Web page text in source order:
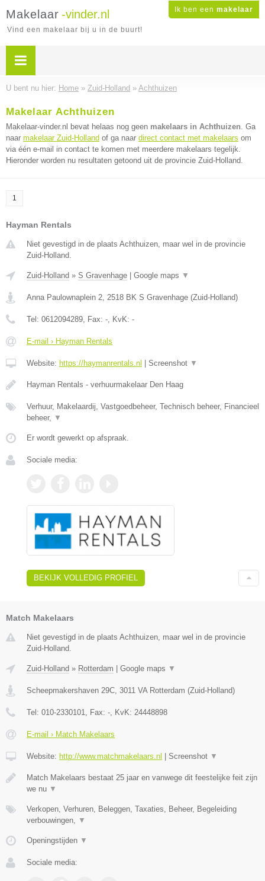
Ik ben een makelaar
Makelaar -vinder.nl
Vind een makelaar bij u in de buurt!
U bent nu hier: Home » Zuid-Holland » Achthuizen
Makelaar Achthuizen
Makelaar-vinder.nl bevat helaas nog geen makelaars in Achthuizen. Ga
naar makelaar Zuid-Holland of ga naar direct contact met makelaars om
via één e-mail in contact te komen met meerdere makelaars tegelijk.
Hieronder worden nu resultaten getoond uit de provincie Zuid-Holland.
1
Hayman Rentals
Niet gevestigd in de plaats Achthuizen, maar wel in de provincie
Zuid-Holland.
Zuid-Holland » S Gravenhage Google maps ▼
Anna Paulownaplein 2, 2518 BK S Gravenhage (Zuid-Holland)
Tel: 0612094289, Fax: -, KvK: -
E-mail › Hayman Rentals
Website: https://haymanrentals.nl Screenshot ▼
Hayman Rentals - verhuurmakelaar Den Haag
Verhuur, Makelaardij, Vastgoedbeheer, Technisch beheer, Financieel
beheer, ▼
Er wordt gewerkt op afspraak.
Sociale media:
BEKIJK VOLLEDIG PROFIEL
Match Makelaars
Niet gevestigd in de plaats Achthuizen, maar wel in de provincie
Zuid-Holland.
Zuid-Holland » Rotterdam Google maps ▼
Scheepmakershaven 29C, 3011 VA Rotterdam (Zuid-Holland)
Tel: 010-2330101, Fax: -, KvK: 24448898
E-mail › Match Makelaars
Website: http://www.matchmakelaars.nl Screenshot ▼
Match Makelaars bestaat 25 jaar en vanwege dit feestelijke feit zijn
we nu ▼
Verkopen, Verhuren, Beleggen, Taxaties, Beheer, Begeleiding
verbouwingen, ▼
Openingstijden ▼
Sociale media: